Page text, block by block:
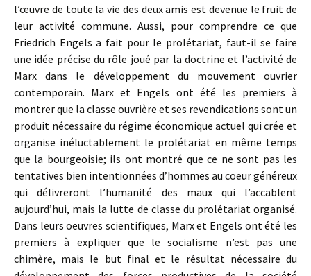
l’œuvre de toute la vie des deux amis est devenue le fruit de
leur activité commune. Aussi, pour comprendre ce que
Friedrich Engels a fait pour le prolétariat, faut-il se faire
une idée précise du rôle joué par la doctrine et l’activité de
Marx dans le développement du mouvement ouvrier
contemporain. Marx et Engels ont été les premiers à
montrer que la classe ouvrière et ses revendications sont un
produit nécessaire du régime économique actuel qui crée et
organise inéluctablement le prolétariat en même temps
que la bourgeoisie; ils ont montré que ce ne sont pas les
tentatives bien intentionnées d’hommes au coeur généreux
qui délivreront l’humanité des maux qui l’accablent
aujourd’hui, mais la lutte de classe du prolétariat organisé.
Dans leurs oeuvres scientifiques, Marx et Engels ont été les
premiers à expliquer que le socialisme n’est pas une
chimère, mais le but final et le résultat nécessaire du